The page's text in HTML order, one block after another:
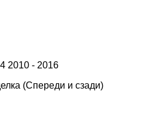
2010 - 2016
(Спереди и сзади)